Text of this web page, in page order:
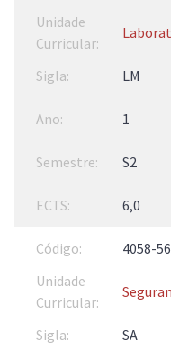
LM
1
S2
6,0
4058-
SA